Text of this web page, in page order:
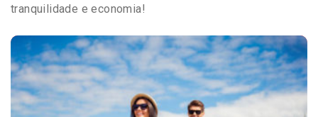
tranquilidade e economia!